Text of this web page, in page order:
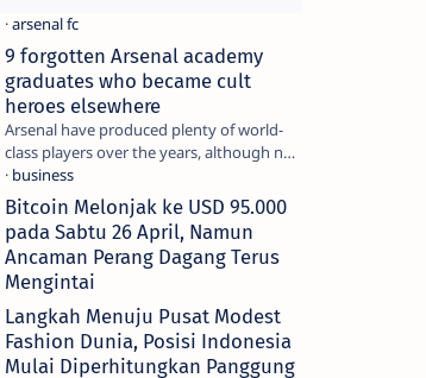
9 forgotten Arsenal academy
graduates who became cult
heroes elsewhere
Arsenal have produced plenty of world-
class players over the years, although not
all of them make the grade at the
Emirates. For every Tony Ada…
Bitcoin Melonjak ke USD 95.000
pada Sabtu 26 April, Namun
Ancaman Perang Dagang Terus
Mengintai
Langkah Menuju Pusat Modest
Fashion Dunia, Posisi Indonesia
Mulai Diperhitungkan Panggung